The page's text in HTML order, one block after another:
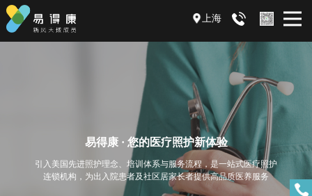
上海
易得康 · 您的医疗照护新体验
引入美国先进照护理念、培训体系与服务流程，是一站式医疗照护
连锁机构，为出入院患者及社区居家长者提供高品质医养服务